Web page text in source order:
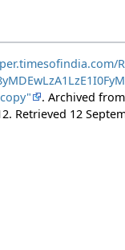
. Archived
. Retrieved 12